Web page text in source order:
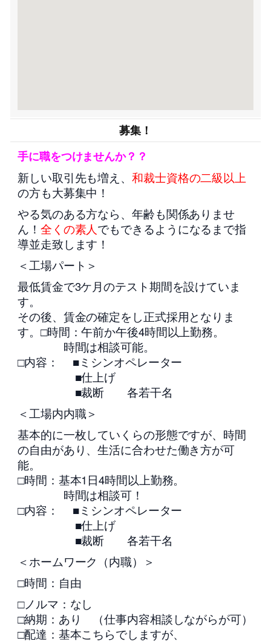
募集！
手に職をつけませんか？？
新しい取引先も増え、 和裁士資格の二級以上
の方も大募集中！
やる気のある方なら、年齢も関係ありませ
ん！ 全くの素人でもできるようになるまで指
導並走致します！
＜工場パート＞
最低賃金で3ケ月のテスト期間を設けていま
す。
その後、賃金の確定をし正式採用となりま
す。□時間：午前か午後4時間以上勤務。
時間は相談可能。
□内容： ■ミシンオペレーター
■仕上げ
■裁断 各若干名
＜工場内内職＞
基本的に一枚していくらの形態ですが、時間
の自由があり、生活に合わせた働き方が可
能。
□時間：基本1日4時間以上勤務。
時間は相談可！
□内容： ■ミシンオペレーター
■仕上げ
■裁断 各若干名
＜ホームワーク（内職）＞
□時間：自由
□ノルマ：なし
□納期：あり （仕事内容相談しながらが可）
□配達：基本こちらでしますが、